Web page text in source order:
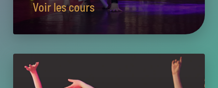
Voir les cours